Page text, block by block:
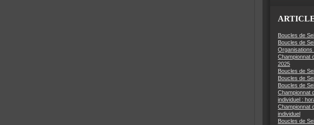
Boucles de
Boucles de
Organisations
Championnat
2025
Boucles de
Boucles de
Boucles de
Championnat
individuel :
Championnat
individuel
Boucles de